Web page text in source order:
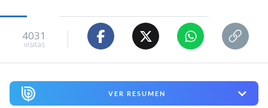
4031
visitas
VER RESUMEN